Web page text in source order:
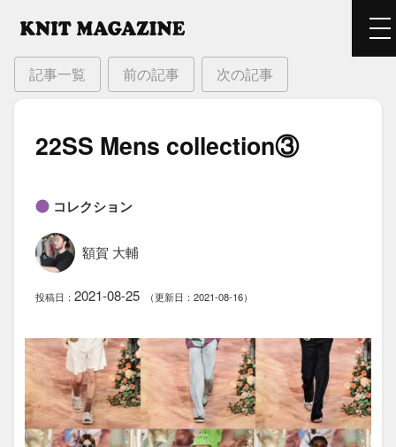
記事一覧 前の記事 次の記事
22SS Mens collection③
コレクション
額賀 大輔
投稿日： 2021-08-25 （更新日：2021-08-16）